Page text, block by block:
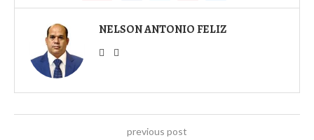
NELSON ANTONIO FELIZ
previous post